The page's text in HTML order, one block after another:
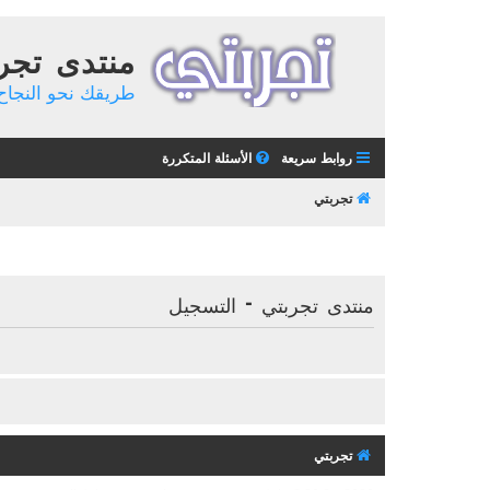
منتدى
طريقك نحو النجاح
روابط سريعة الأسئلة المتكررة
تجربتي
منتدى تجربتي - التسجيل
تجربتي